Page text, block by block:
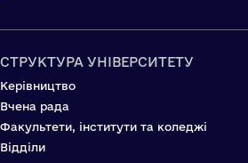
СТРУКТУРА УНІВЕРСИТЕТУ
Керівництво
Вчена рада
Факультети, інститути та коледжі
Відділи